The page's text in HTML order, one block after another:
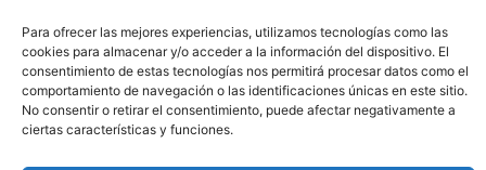
Para ofrecer las mejores experiencias, utilizamos tecnologías como las
cookies para almacenar y/o acceder a la información del dispositivo. El
consentimiento de estas tecnologías nos permitirá procesar datos como el
comportamiento de navegación o las identificaciones únicas en este sitio.
No consentir o retirar el consentimiento, puede afectar negativamente a
ciertas características y funciones.